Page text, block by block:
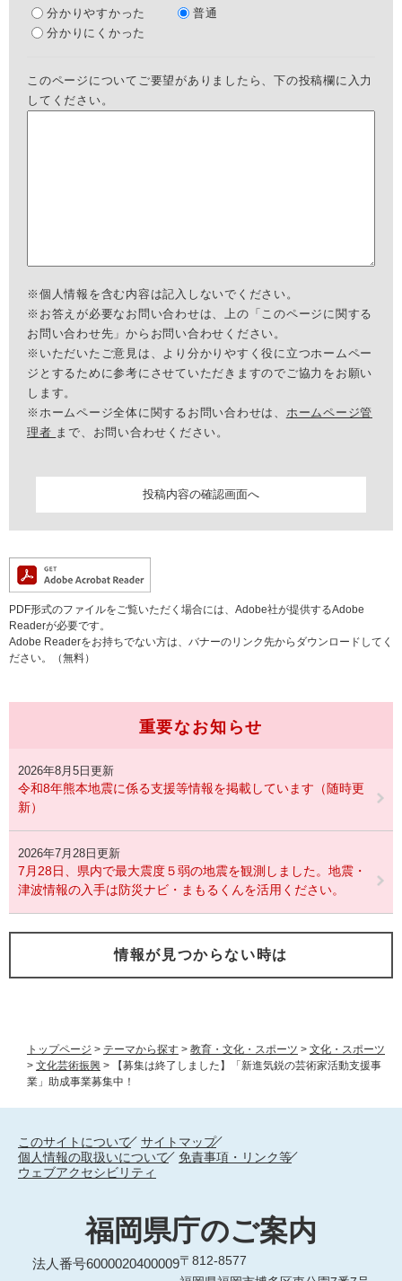
トップページ > テーマから探す > 教育・文化・スポーツ > 文化・スポーツ
> 文化芸術振興 >
【募集は終了しました】「新進気鋭の芸術家活動支援事
業」助成事業募集中！
分かりやすかった
普通
分かりにくかった
このページについてご要望がありましたら、下の投稿欄に入力
してください。
※個人情報を含む内容は記入しないでください。
※お答えが必要なお問い合わせは、上の「このページに関する
お問い合わせ先」からお問い合わせください。
※いただいたご意見は、より分かりやすく役に立つホームペー
ジとするために参考にさせていただきますのでご協力をお願い
します。
※ホームページ全体に関するお問い合わせは、 ホームページ管
理者 まで、お問い合わせください。
PDF形式のファイルをご覧いただく場合には、Adobe社が提供するAdobe
Readerが必要です。
Adobe Readerをお持ちでない方は、バナーのリンク先からダウンロードしてく
ださい。（無料）
重要なお知らせ
2026年8月5日更新
令和8年熊本地震に係る支援等情報を掲載しています（随時更
新）
2026年7月28日更新
7月28日、県内で最大震度５弱の地震を観測しました。地震・
津波情報の入手は防災ナビ・まもるくんを活用ください。
情報が見つからない時は
このサイトについて
サイトマップ
個人情報の取扱いについて
免責事項・リンク等
ウェブアクセシビリティ
福岡県庁のご案内
法人番号6000020400009〒812-8577